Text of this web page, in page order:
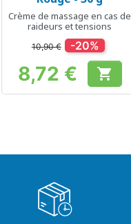
Crème de massage en cas de
raideurs et tensions
10,90 € -20%
Prix
8,72 € 